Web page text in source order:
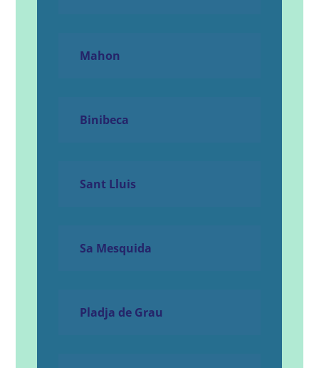
Mahon
Binibeca
Sant Lluis
Sa Mesquida
Pladja de Grau